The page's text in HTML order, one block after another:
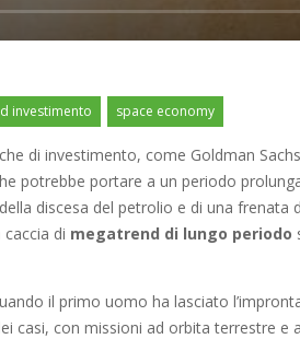
investimento space economy
di investimento, come Goldman
potrebbe portare a un periodo
discesa del petrolio e di una frenata
di megatrend di lungo periodo
il primo uomo ha lasciato
casi, con missioni ad orbita terrestre e